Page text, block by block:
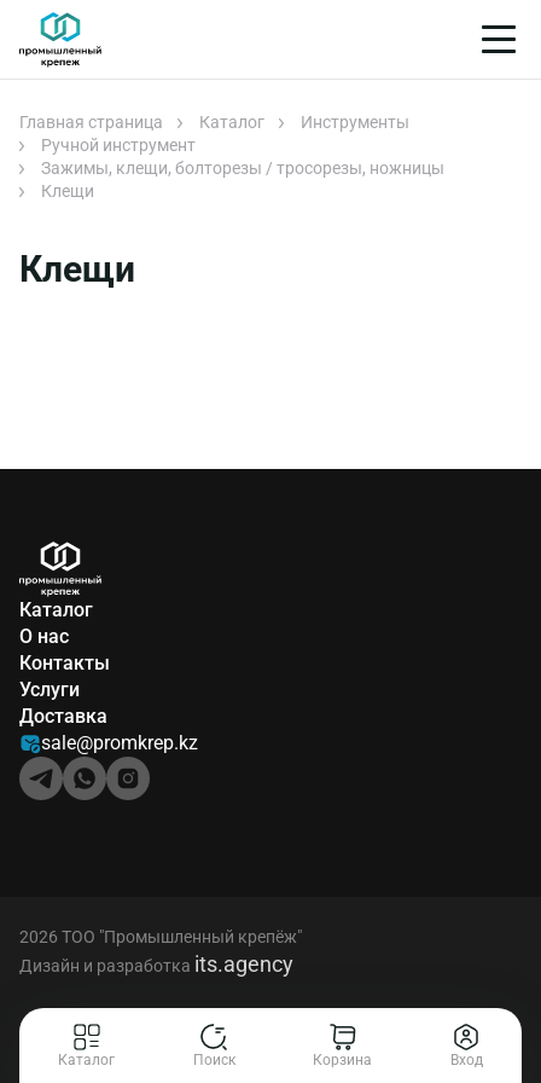
Каталог Поиск Корзина Вход
Главная страница Каталог
Инструменты
Ручной инструмент
Зажимы, клещи, болторезы / тросорезы, ножницы
Клещи
Клещи
Каталог
О нас
Контакты
Услуги
Доставка
sale@promkrep.kz
2026 ТОО "Промышленный крепёж"
Дизайн и разработка its.agency